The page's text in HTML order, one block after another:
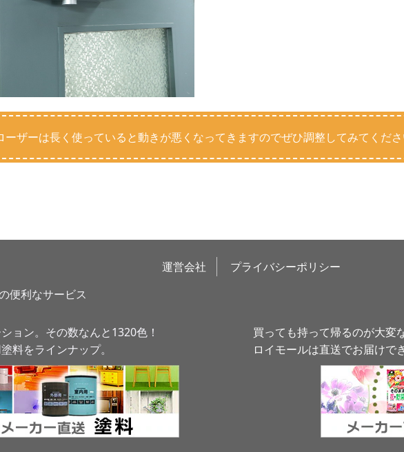
ザーは長く使っていると動きが悪くなってきますのでぜひ調整してみてくだ
運営会社
プライバシーポリシー
便利なサービス
ョン。その数なんと1320色！
料をラインナップ。
買っても持って帰るのが大変
ロイモールは直送でお届けで